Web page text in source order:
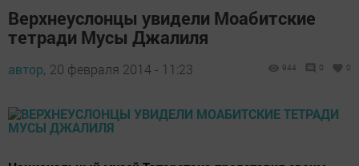
Верхнеуслонцы увидели Моабитские
тетради Мусы Джалиля
автор, 20 февраля 2014 - 11:23 944 0 0